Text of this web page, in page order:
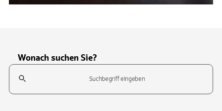
Wonach suchen Sie?
Suchfeld